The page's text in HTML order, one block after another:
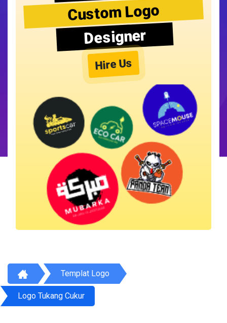
Custom Logo
Designer
Hire Us
Templat Logo
Logo Tukang Cukur